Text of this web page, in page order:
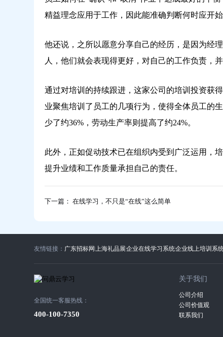
精益理念应用于工作，因此能准确判断何时应开
他还说，之所以愿意分享自己的经历，是因为经
人，他们就会表现得更好，对自己的工作负责，
通过对培训的持续跟进，这家公司的培训投资获
业聚焦培训了员工的几项行为，使得全体员工的
少了约36%，劳动生产率则提高了约24%。
此外，正如促动技术已在组织内受到广泛运用，
提升业绩和工作质量承担自己的责任。
下一篇： 在线学习，不只是“在线”这么简单
友情链接： 广东招标网 上海礼品展企业在线学习系统企业线上培训系
全国统一客服热线：
400-100-7350
关于我们
公司介绍
公司价值观
联系我们